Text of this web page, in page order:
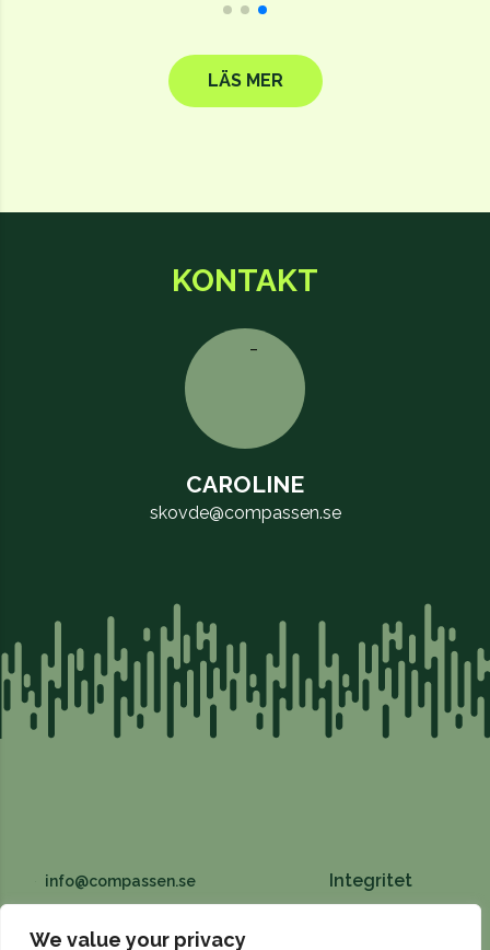
We value your privacy
LÄS MER
KONTAKT
CAROLINE
skovde@compassen.se
info@compassen.se
Integritet